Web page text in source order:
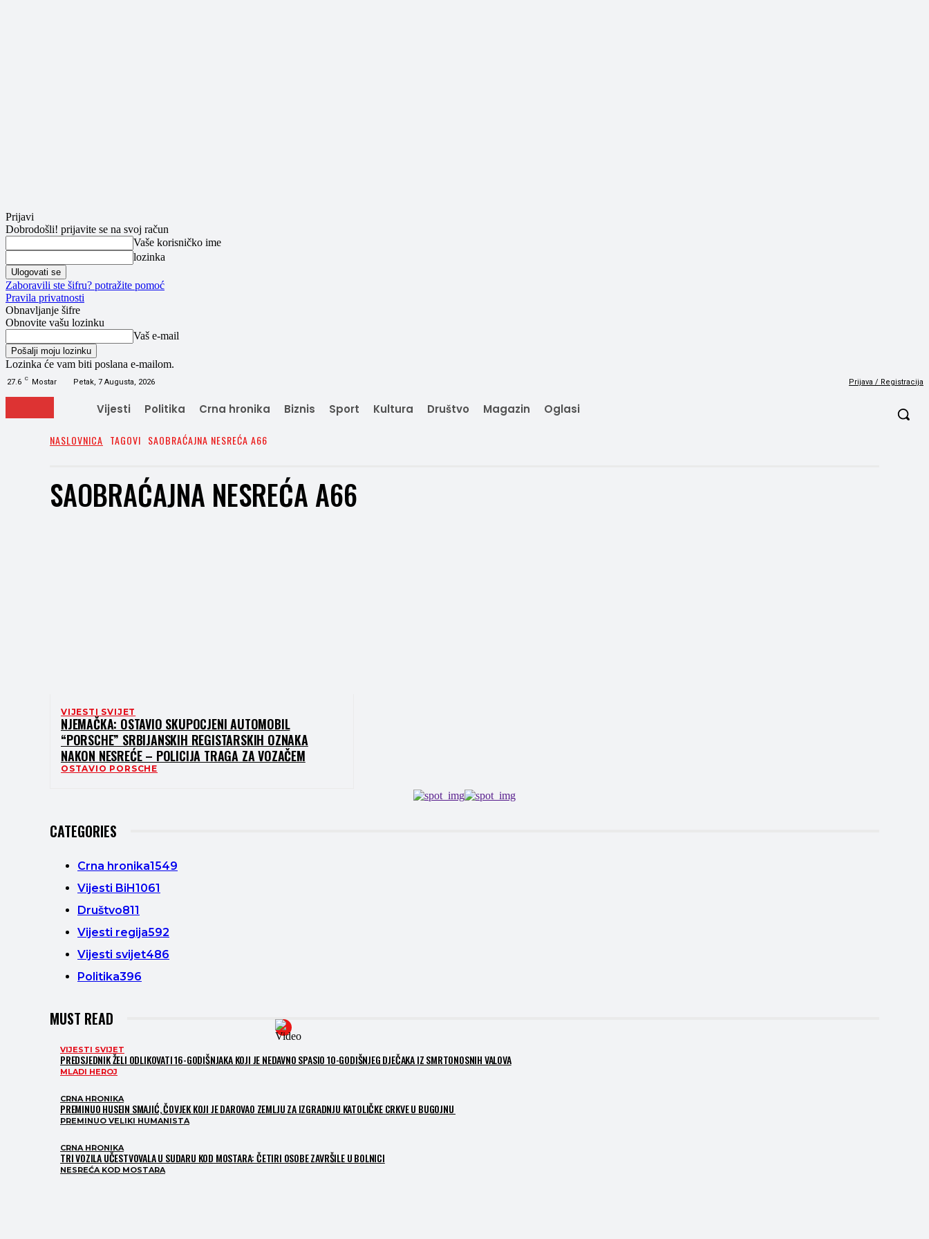
Prijavi
Dobrodošli! prijavite se na svoj račun
Vaše korisničko ime
lozinka
Zaboravili ste šifru? potražite pomoć
Pravila privatnosti
Obnavljanje šifre
Obnovite vašu lozinku
Vaš e-mail
Lozinka će vam biti poslana e-mailom.
27.6 C Mostar Petak, 7 Augusta, 2026 Prijava / Registracija
Vijesti Politika Crna hronika Biznis Sport Kultura Društvo Magazin Oglasi
NASLOVNICA TAGOVI SAOBRAĆAJNA NESREĆA A66
SAOBRAĆAJNA NESREĆA A66
VIJESTI SVIJET
NJEMAČKA: OSTAVIO SKUPOCJENI AUTOMOBIL
“PORSCHE” SRBIJANSKIH REGISTARSKIH OZNAKA
NAKON NESREĆE – POLICIJA TRAGA ZA VOZAČEM
OSTAVIO PORSCHE
CATEGORIES
Crna hronika1549
Vijesti BiH1061
Društvo811
Vijesti regija592
Vijesti svijet486
Politika396
MUST READ
VIJESTI SVIJET
PREDSJEDNIK ŽELI ODLIKOVATI 16-GODIŠNJAKA KOJI JE NEDAVNO SPASIO 10-GODIŠNJEG DJEČAKA IZ SMRTONOSNIH VALOVA
MLADI HEROJ
CRNA HRONIKA
PREMINUO HUSEIN SMAJIĆ, ČOVJEK KOJI JE DAROVAO ZEMLJU ZA IZGRADNJU KATOLIČKE CRKVE U BUGOJNU
PREMINUO VELIKI HUMANISTA
CRNA HRONIKA
TRI VOZILA UČESTVOVALA U SUDARU KOD MOSTARA: ČETIRI OSOBE ZAVRŠILE U BOLNICI
NESREĆA KOD MOSTARA